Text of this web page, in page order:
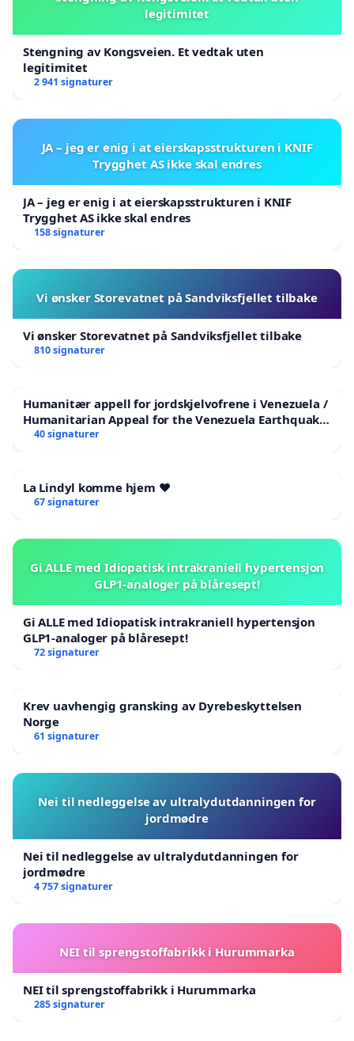
legitimitet
Stengning av Kongsveien. Et vedtak uten
legitimitet
2 941 signaturer
JA – jeg er enig i at eierskapsstrukturen i KNIF
Trygghet AS ikke skal endres
JA – jeg er enig i at eierskapsstrukturen i KNIF
Trygghet AS ikke skal endres
158 signaturer
Vi ønsker Storevatnet på Sandviksfjellet tilbake
Vi ønsker Storevatnet på Sandviksfjellet tilbake
810 signaturer
Humanitær appell for jordskjelvofrene i Venezuela /
Humanitarian Appeal for the Venezuela Earthquake
Victims
40 signaturer
La Lindyl komme hjem ❤️
67 signaturer
Gi ALLE med Idiopatisk intrakraniell hypertensjon
GLP1-analoger på blåresept!
Gi ALLE med Idiopatisk intrakraniell hypertensjon
GLP1-analoger på blåresept!
72 signaturer
Krev uavhengig gransking av Dyrebeskyttelsen
Norge
61 signaturer
Nei til nedleggelse av ultralydutdanningen for
jordmødre
Nei til nedleggelse av ultralydutdanningen for
jordmødre
4 757 signaturer
NEI til sprengstoffabrikk i Hurummarka
NEI til sprengstoffabrikk i Hurummarka
285 signaturer